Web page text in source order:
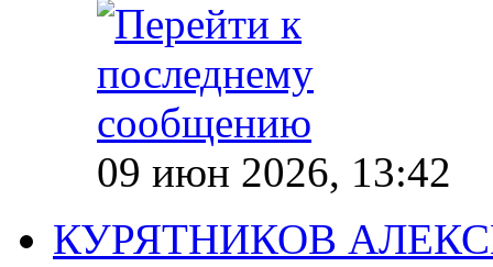
09 июн 2026, 13:42
КУРЯТНИКОВ